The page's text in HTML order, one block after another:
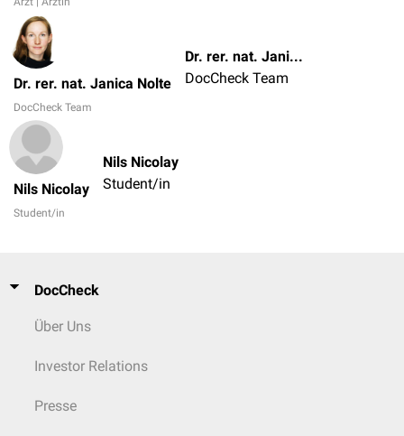
Dr. rer. nat. Janica Nolte
DocCheck Team
Dr. rer. nat. Janica Nolte
DocCheck Team
Nils Nicolay
Student/in
Nils Nicolay
Student/in
DocCheck
Über Uns
Investor Relations
Presse